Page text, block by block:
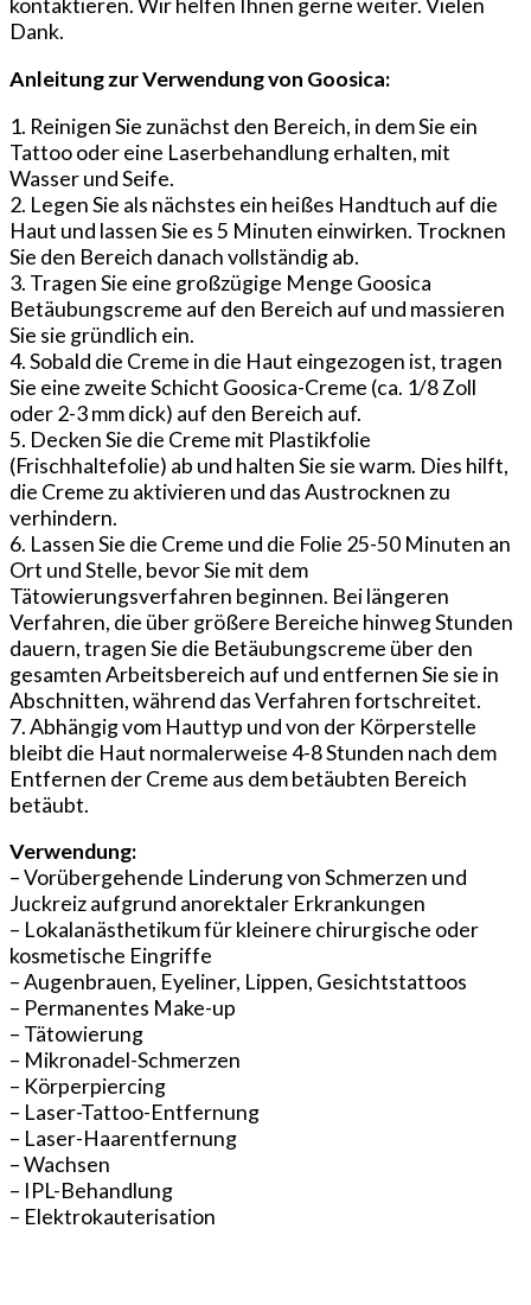
2
Menge
Dank.
Anleitung zur Verwendung von Goosica:
1. Reinigen Sie zunächst den Bereich, in dem Sie ein
Tattoo oder eine Laserbehandlung erhalten, mit
Wasser und Seife.
2. Legen Sie als nächstes ein heißes Handtuch auf die
Haut und lassen Sie es 5 Minuten einwirken. Trocknen
Sie den Bereich danach vollständig ab.
3. Tragen Sie eine großzügige Menge Goosica
Betäubungscreme auf den Bereich auf und massieren
Sie sie gründlich ein.
4. Sobald die Creme in die Haut eingezogen ist, tragen
Sie eine zweite Schicht Goosica-Creme (ca. 1/8 Zoll
oder 2-3 mm dick) auf den Bereich auf.
5. Decken Sie die Creme mit Plastikfolie
(Frischhaltefolie) ab und halten Sie sie warm. Dies hilft,
die Creme zu aktivieren und das Austrocknen zu
verhindern.
6. Lassen Sie die Creme und die Folie 25-50 Minuten an
Ort und Stelle, bevor Sie mit dem
Tätowierungsverfahren beginnen. Bei längeren
Verfahren, die über größere Bereiche hinweg Stunden
dauern, tragen Sie die Betäubungscreme über den
gesamten Arbeitsbereich auf und entfernen Sie sie in
Abschnitten, während das Verfahren fortschreitet.
7. Abhängig vom Hauttyp und von der Körperstelle
bleibt die Haut normalerweise 4-8 Stunden nach dem
Entfernen der Creme aus dem betäubten Bereich
betäubt.
Verwendung:
– Vorübergehende Linderung von Schmerzen und
Juckreiz aufgrund anorektaler Erkrankungen
– Lokalanästhetikum für kleinere chirurgische oder
kosmetische Eingriffe
– Augenbrauen, Eyeliner, Lippen, Gesichtstattoos
– Permanentes Make-up
– Tätowierung
– Mikronadel-Schmerzen
– Körperpiercing
– Laser-Tattoo-Entfernung
– Laser-Haarentfernung
– Wachsen
– IPL-Behandlung
– Elektrokauterisation